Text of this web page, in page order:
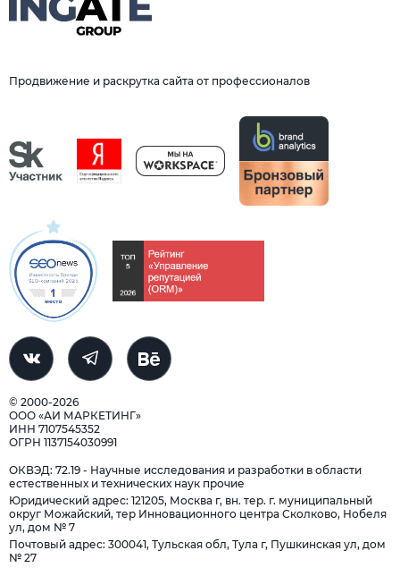
Продвижение и раскрутка сайта от профессионалов
© 2000-2026
ООО «АИ МАРКЕТИНГ»
ИНН 7107545352
ОГРН 1137154030991
ОКВЭД: 72.19 - Научные исследования и разработки в области
естественных и технических наук прочие
Юридический адрес: 121205, Москва г, вн. тер. г. муниципальный
округ Можайский, тер Инновационного центра Сколково, Нобеля
ул, дом № 7
Почтовый адрес: 300041, Тульская обл, Тула г, Пушкинская ул, дом
№ 27